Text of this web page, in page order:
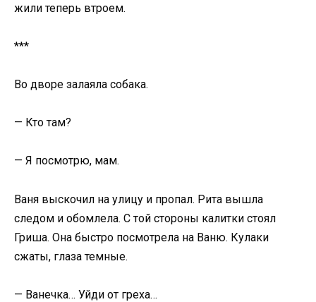
жили теперь втроем.
***
Во дворе залаяла собака.
— Кто там?
— Я посмотрю, мам.
Ваня выскочил на улицу и пропал. Рита вышла
следом и обомлела. С той стороны калитки стоял
Гриша. Она быстро посмотрела на Ваню. Кулаки
сжаты, глаза темные.
— Ванечка… Уйди от греха…